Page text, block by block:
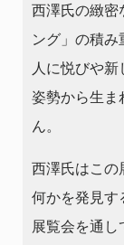
西澤氏の緻密
ング」の積
人に悦びや
姿勢から生ま
ん。
西澤氏はこの
何かを発見す
展覧会を通